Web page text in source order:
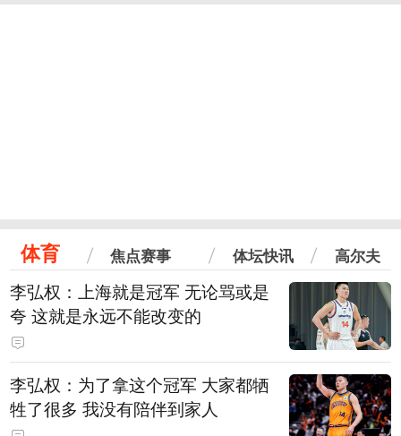
体育 焦点赛事 体坛快讯 高尔夫
李弘权：上海就是冠军 无论骂或是
夸 这就是永远不能改变的
李弘权：为了拿这个冠军 大家都牺
牲了很多 我没有陪伴到家人